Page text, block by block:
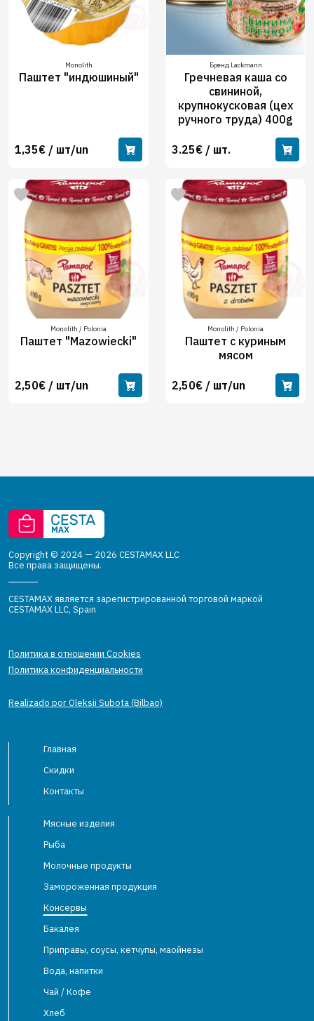
Monolith
Паштет "индюшиный"
1,35€ / шт/un
Бренд Lackmann
Гречневая каша со
свининой,
крупнокусковая (цех
ручного труда) 400g
3.25€ / шт.
Monolith / Polonia
Паштет "Mazowiecki"
2,50€ / шт/un
Monolith / Polonia
Паштет с куриным
мясом
2,50€ / шт/un
Copyright © 2024 — 2026 CESTAMAX LLC
Все права защищены.
CESTAMAX является зарегистрированной торговой маркой
CESTAMAX LLC, Spain
Политика в отношении Cookies
Политика конфиденциальности
Realizado por Oleksii Subota (Bilbao)
Главная
Скидки
Контакты
Мясные изделия
Рыба
Молочные продукты
Замороженная продукция
Консервы
Бакалея
Приправы, соусы, кетчупы, маойнезы
Вода, напитки
Чай / Кофе
Хлеб